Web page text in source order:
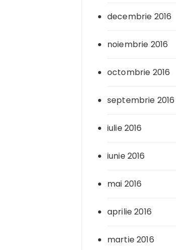
decembrie 2016
noiembrie 2016
octombrie 2016
septembrie 2016
iulie 2016
iunie 2016
mai 2016
aprilie 2016
martie 2016